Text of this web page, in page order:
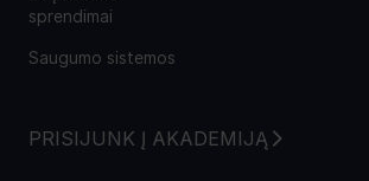
sprendimai
Saugumo sistemos
PRISIJUNK Į AKADEMIJĄ